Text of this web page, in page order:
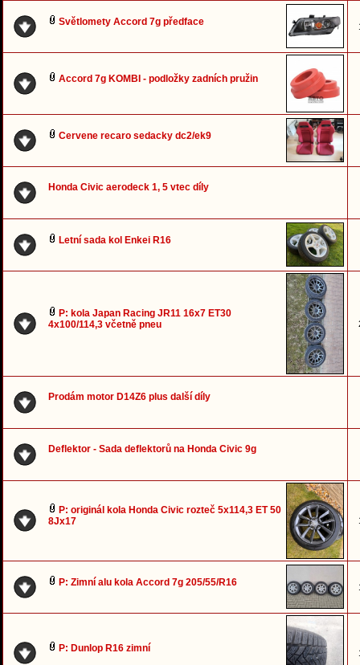
Světlomety Accord 7g předface
Accord 7g KOMBI - podložky zadních pružin
Cervene recaro sedacky dc2/ek9
Honda Civic aerodeck 1, 5 vtec díly
Letní sada kol Enkei R16
P: kola Japan Racing JR11 16x7 ET30
4x100/114,3 včetně pneu
Prodám motor D14Z6 plus další díly
Deflektor - Sada deflektorů na Honda Civic 9g
P: originál kola Honda Civic rozteč 5x114,3 ET 50
8Jx17
P: Zimní alu kola Accord 7g 205/55/R16
P: Dunlop R16 zimní